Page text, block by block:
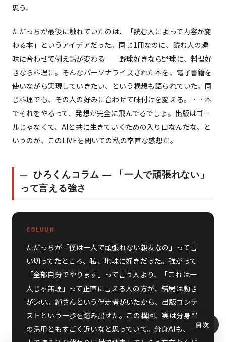
思う。
ただっちが最後に触れていたのは、「読む人によって内容が変
わる本」というアイデアだった。同じ1冊なのに、読む人の趣
味に合わせて例え話が変わる——野球好きなら野球に、料理好
きなら料理に。そんなパーソナライズされた本を、電子書籍を
使いながら実現していきたい、という構想も語られていた。同
じ料理でも、その人の好みに合わせて味付けを変える。……本
でそれをやるって、発想が完全に飛んでるでしょ。出版はゴー
ルじゃなくて、AIと共に生きていくための入り口なんだな、と
いうのが、このLIVEを聞いての私の率直な感想だ。
ひろくんコラム — 「一人で頑張れない」
って言える強さ
COLUMN
ただっちが「僕は一人で頑張れない親友なの」って言
い切ってたところ、私、地味に好きだった。強がって
「全部自分でやります」って言う人より、「これは一
人じゃ無理」って正直に言える人の方が、結局は動き
が速い。純さんという伴走者がいたから、出版コンテ
ストという一歩を踏み出せた。この構図、実は分身AI
の活用ともすごく近いなと思っていて。分身AIも、一目次